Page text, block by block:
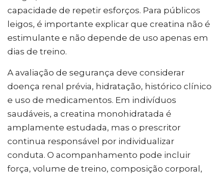
capacidade de repetir esforços. Para públicos
leigos, é importante explicar que creatina não é
estimulante e não depende de uso apenas em
dias de treino.
A avaliação de segurança deve considerar
doença renal prévia, hidratação, histórico clínico
e uso de medicamentos. Em indivíduos
saudáveis, a creatina monohidratada é
amplamente estudada, mas o prescritor
continua responsável por individualizar
conduta. O acompanhamento pode incluir
força, volume de treino, composição corporal,